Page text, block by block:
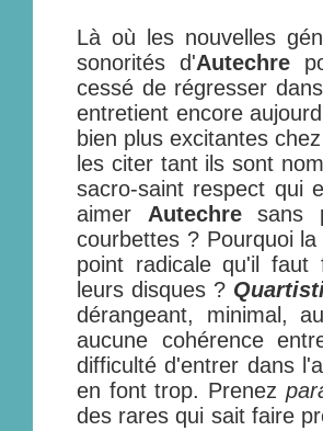
Là où les nouvelles
sonorités d'Autechre
cessé de régresser
entretient encore
bien plus excitantes
les citer tant ils sont
sacro-saint respect qui
aimer Autechresans
courbettes ? Pourquoi
point radicale qu'il
leurs disques ?
dérangeant, minimal,
aucune cohérence
difficulté d'entrer dans
en font trop. Prenez
des rares qui sait faire